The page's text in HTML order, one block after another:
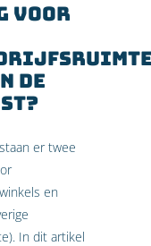
voor
de
er twee
en
In dit artikel